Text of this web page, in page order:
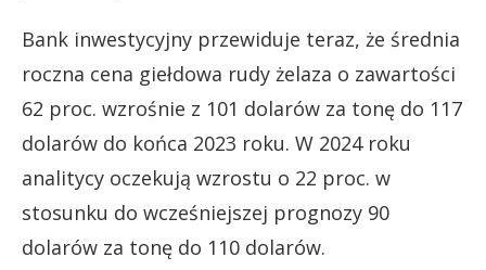
Bank inwestycyjny przewiduje teraz, że średnia
roczna cena giełdowa rudy żelaza o zawartości
62 proc. wzrośnie z 101 dolarów za tonę do 117
dolarów do końca 2023 roku. W 2024 roku
analitycy oczekują wzrostu o 22 proc. w
stosunku do wcześniejszej prognozy 90
dolarów za tonę do 110 dolarów.